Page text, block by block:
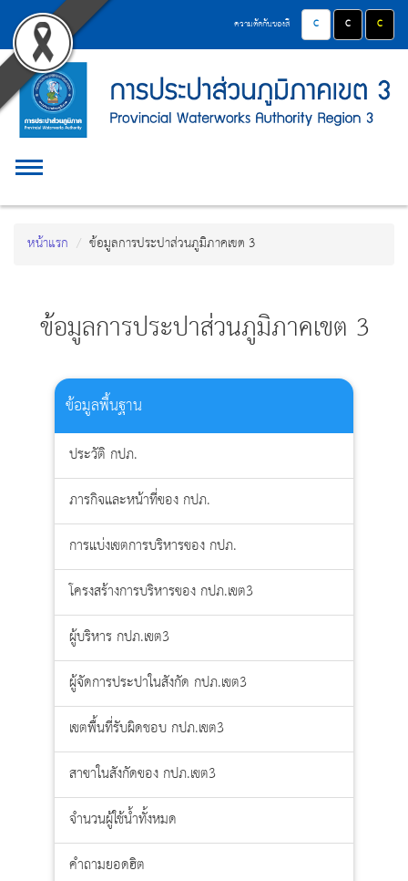
หน้า
แรก
(การ
ประปา
ส่วน
ภูมิภาค
เขต
ข้าม
ไป
ยัง
เนื้อหา
(Skip
to
content)
ข้าม
ไป
ยัง
to
ข้อมูล
เว็บไซต์
(Sitemap)
โฮมเพจ
โทรศัพท์,โทรสาร,อีเมล์
Contact
Menu
ความตัดกันของสี ปุ่มปรับสีตัวอักษร และสีพื้
ปุ่มปรับสีตัวอักษ
ปุ่มปรั
ตรา
สัญลักษณ์
และ
ค่า
ประปา
ภูมิภาค
Main
Menu
หน้าแรก ข้อมูลการประปาส่วนภูมิภาคเขต 3
ข้อมูลการประปาส่วนภูมิภาคเขต 3
ข้อมูลพื้นฐาน
ประวัติ กปภ.
ภารกิจและหน้าที่ของ กปภ.
การแบ่งเขตการบริหารของ กปภ.
โครงสร้างการบริหารของ กปภ.เขต3
ผู้บริหาร กปภ.เขต3
ผู้จัดการประปาในสังกัด กปภ.เขต3
เขตพื้นที่รับผิดชอบ กปภ.เขต3
สาขาในสังกัดของ กปภ.เขต3
จำนวนผู้ใช้น้ำทั้งหมด
คำถามยอดฮิต